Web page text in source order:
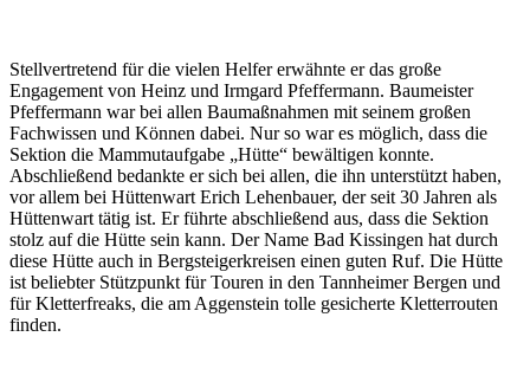
Stellvertretend für die vielen Helfer erwähnte er das große
Engagement von Heinz und Irmgard Pfeffermann. Baumeister
Pfeffermann war bei allen Baumaßnahmen mit seinem großen
Fachwissen und Können dabei. Nur so war es möglich, dass die
Sektion die Mammutaufgabe „Hütte“ bewältigen konnte.
Abschließend bedankte er sich bei allen, die ihn unterstützt haben,
vor allem bei Hüttenwart Erich Lehenbauer, der seit 30 Jahren als
Hüttenwart tätig ist. Er führte abschließend aus, dass die Sektion
stolz auf die Hütte sein kann. Der Name Bad Kissingen hat durch
diese Hütte auch in Bergsteigerkreisen einen guten Ruf. Die Hütte
ist beliebter Stützpunkt für Touren in den Tannheimer Bergen und
für Kletterfreaks, die am Aggenstein tolle gesicherte Kletterrouten
finden.